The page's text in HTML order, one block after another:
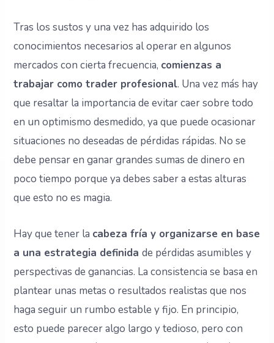
Tras los sustos y una vez has adquirido los
conocimientos necesarios al operar en algunos
mercados con cierta frecuencia, comienzas a
trabajar como trader profesional. Una vez más hay
que resaltar la importancia de evitar caer sobre todo
en un optimismo desmedido, ya que puede ocasionar
situaciones no deseadas de pérdidas rápidas. No se
debe pensar en ganar grandes sumas de dinero en
poco tiempo porque ya debes saber a estas alturas
que esto no es magia.
Hay que tener la cabeza fría y organizarse en base
a una estrategia definidade pérdidas asumibles y
perspectivas de ganancias. La consistencia se basa en
plantear unas metas o resultados realistas que nos
haga seguir un rumbo estable y fijo. En principio,
esto puede parecer algo largo y tedioso, pero con